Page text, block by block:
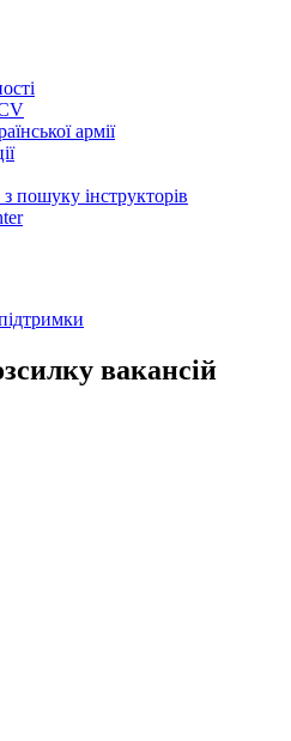
армії
пошуку інструкторів
вакансій